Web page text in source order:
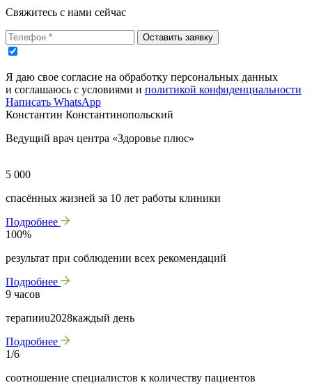
Свяжитесь с нами сейчас
Оставить заявку
Я даю свое согласие на обработку персональных данных
и соглашаюсь с условиями и политикой конфиденциальности
Написать WhatsApp
Константин Константинопольский
Ведущий врач центра «Здоровье плюс»
5 000
спасённых жизней за 10 лет работы клиники
Подробнее
100%
результат при соблюдении всех рекомендаций
Подробнее
9 часов
терапииu2028каждый день
Подробнее
1/6
соотношение специалистов к количеству пациентов